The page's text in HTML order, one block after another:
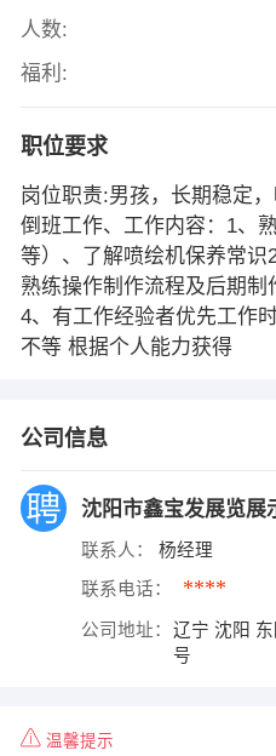
人数:
福利:
职位要求
岗位职责:男孩，长期稳定
倒班工作、工作内容：1、
等）、了解喷绘机保养常识
熟练操作制作流程及后期
4、有工作经验者优先工作
不等 根据个人能力获得
公司信息
沈阳市鑫宝发展览展
联系人： 杨经理
联系电话： ****
公司地址：
辽宁 沈阳
号
温馨提示